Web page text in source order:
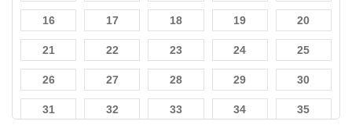
16 17 18 19 20
21 22 23 24 25
26 27 28 29 30
31 32 33 34 35